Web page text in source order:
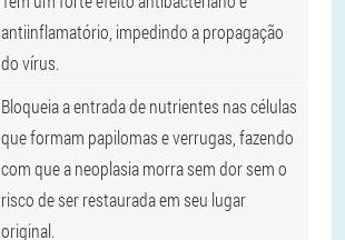
antiinflamatório, impedindo a propagação
do vírus.
Bloqueia a entrada de nutrientes nas células
que formam papilomas e verrugas, fazendo
com que a neoplasia morra sem dor sem o
risco de ser restaurada em seu lugar
original.